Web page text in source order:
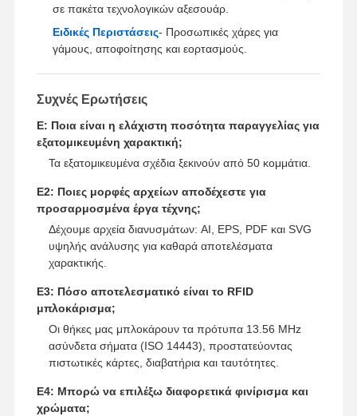
σε πακέτα τεχνολογικών αξεσουάρ.
Ειδικές Περιστάσεις- Προσωπικές χάρες για
γάμους, αποφοίτησης και εορτασμούς.
Συχνές Ερωτήσεις
Ε: Ποια είναι η ελάχιστη ποσότητα παραγγελίας για
εξατομικευμένη χαρακτική;
Τα εξατομικευμένα σχέδια ξεκινούν από 50 κομμάτια.
Ε2: Ποιες μορφές αρχείων αποδέχεστε για
προσαρμοσμένα έργα τέχνης;
Δέχουμε αρχεία διανυσμάτων: AI, EPS, PDF και SVG
υψηλής ανάλυσης για καθαρά αποτελέσματα
χαρακτικής.
Ε3: Πόσο αποτελεσματικό είναι το RFID
μπλοκάρισμα;
Οι θήκες μας μπλοκάρουν τα πρότυπα 13.56 MHz
ασύνδετα σήματα (ISO 14443), προστατεύοντας
πιστωτικές κάρτες, διαβατήρια και ταυτότητες.
Ε4: Μπορώ να επιλέξω διαφορετικά φινίρισμα και
χρώματα;